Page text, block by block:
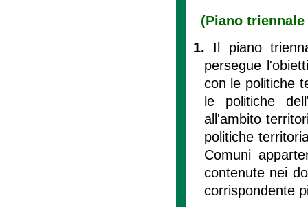
(Piano
1. Il piano
persegue
con le politiche
le politiche
all'ambito
politiche
Comuni
contenute nei
corrispondente